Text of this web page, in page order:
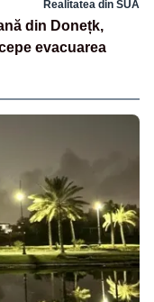
Realitatea din SUA
din Donețk,
evacuarea